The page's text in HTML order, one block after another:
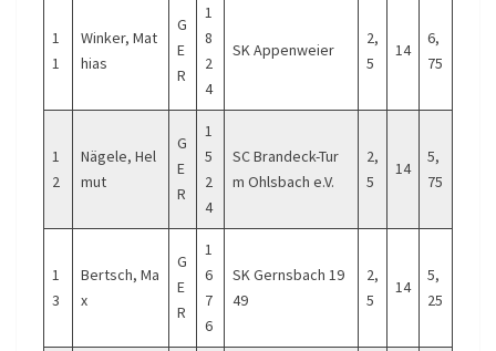
1
1
Winker, Mat
hias
G
E
R
1
8
2
4
SK Appenweier
2,
5
14
6,
75
1
2
Nägele, Hel
mut
G
E
R
1
5
2
4
SC Brandeck-Tur
m Ohlsbach e.V.
2,
5
14
5,
75
1
3
Bertsch, Ma
x
G
E
R
1
6
7
6
SK Gernsbach 19
49
2,
5
14
5,
25